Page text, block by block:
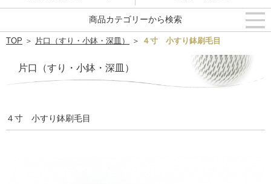
TOP ＞ 片口（すり・小鉢・深皿） ＞ ４寸 小すり鉢刷毛目
片口（すり・小鉢・深皿）
４寸 小すり鉢刷毛目
商品カテゴリーから検索